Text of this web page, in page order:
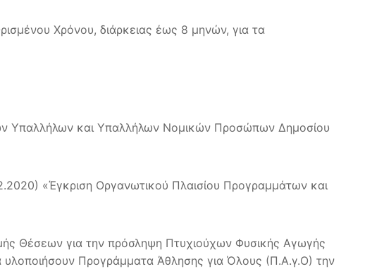
Χρόνου, διάρκειας έως 8 μηνών, για τα
Υπαλλήλων και Υπαλλήλων Νομικών Προσώπων Δημοσίου
«Έγκριση Οργανωτικού Πλαισίου Προγραμμάτων και
Θέσεων για την πρόσληψη Πτυχιούχων Φυσικής Αγωγής
Προγράμματα Άθλησης για Όλους (Π.Α.γ.Ο) την